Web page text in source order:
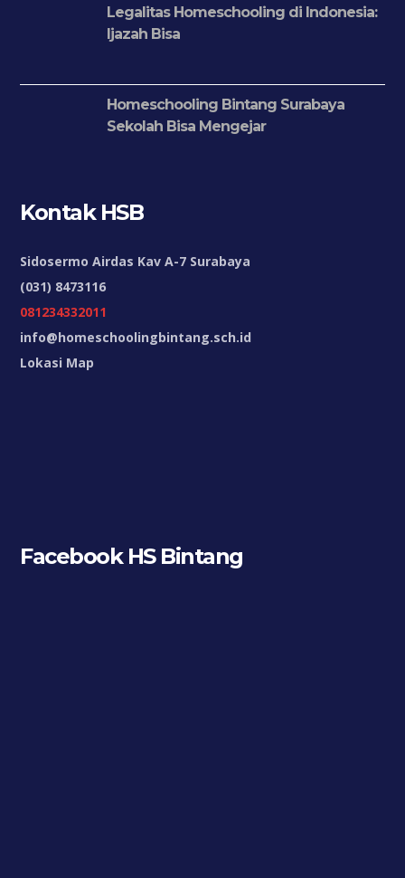
Legalitas Homeschooling di Indonesia:
Ijazah Bisa
Homeschooling Bintang Surabaya
Sekolah Bisa Mengejar
Kontak HSB
Sidosermo Airdas Kav A-7 Surabaya
(031) 8473116
081234332011
info@homeschoolingbintang.sch.id
Lokasi Map
Facebook HS Bintang